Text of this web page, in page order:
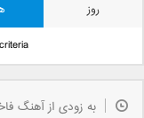
روز
به زودی از آهنگ